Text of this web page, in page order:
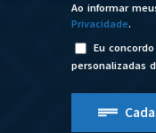
Ao informar
Privacidade.
Eu
personalizadas